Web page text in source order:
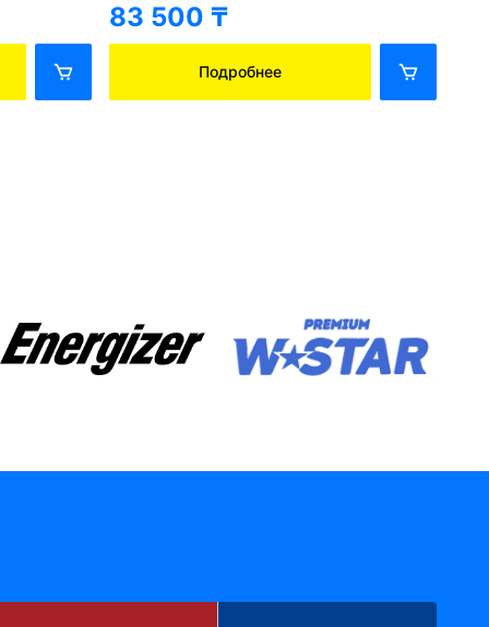
83 500 ₸
Подробнее